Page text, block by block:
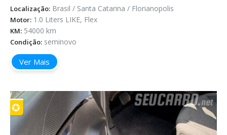
Localização: Brasil / Santa Catarina / Florianopolis
Motor: 1.0 Liters LIKE, Flex
KM: 54000 km
Condição: seminovo
Ver Mais
✪